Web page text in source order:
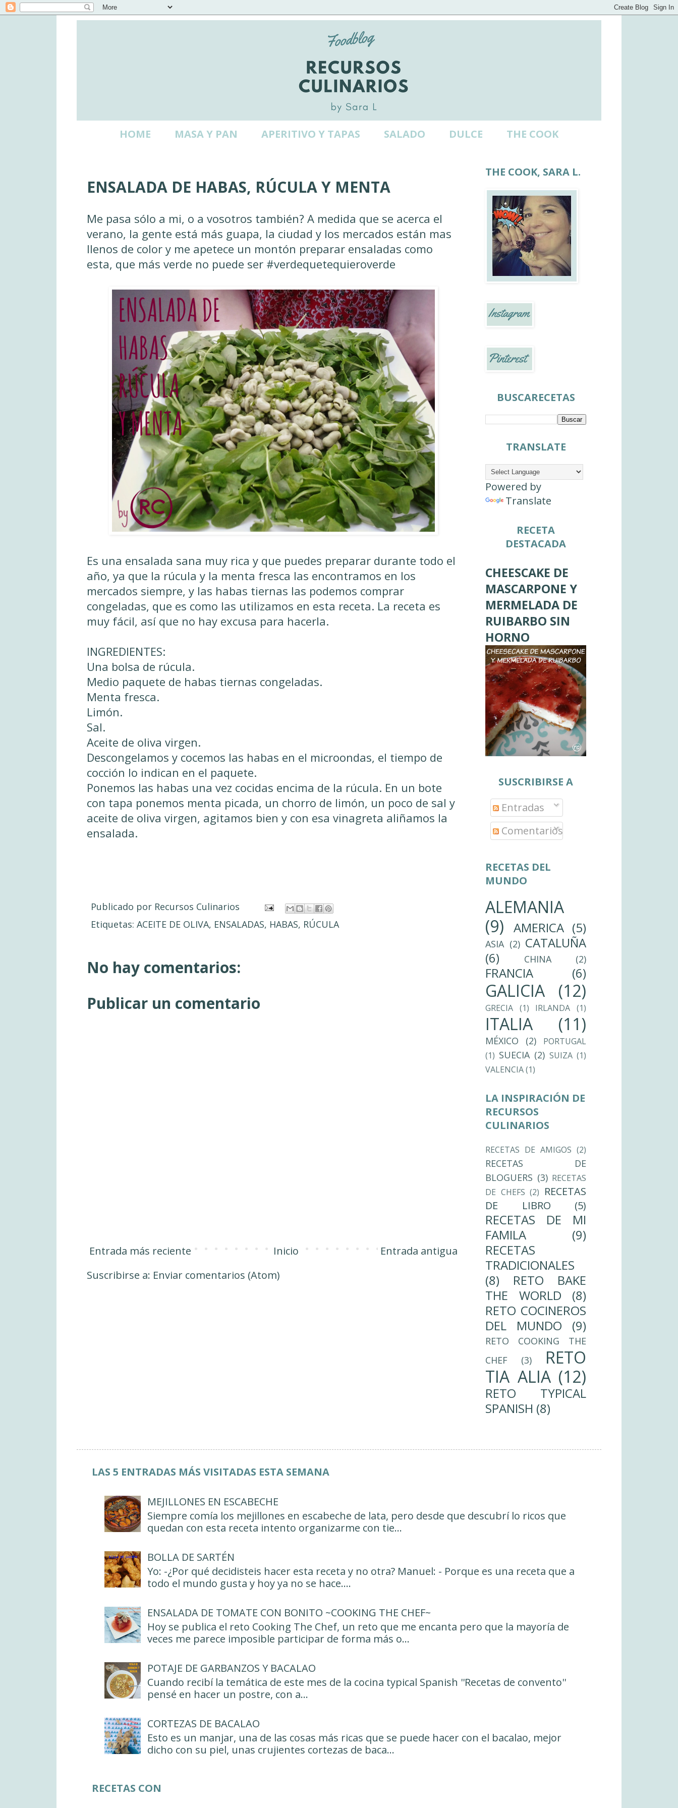
HOME MASA Y PAN APERITIVO Y TAPAS SALADO DULCE THE COOK
ENSALADA DE HABAS, RÚCULA Y MENTA
Me pasa sólo a mi, o a vosotros también? A medida que se acerca el
verano, la gente está más guapa, la ciudad y los mercados están mas
llenos de color y me apetece un montón preparar ensaladas como
esta, que más verde no puede ser #verdequetequieroverde
Es una ensalada sana muy rica y que puedes preparar durante todo el
año, ya que la rúcula y la menta fresca las encontramos en los
mercados siempre, y las habas tiernas las podemos comprar
congeladas, que es como las utilizamos en esta receta. La receta es
muy fácil, así que no hay excusa para hacerla.
INGREDIENTES:
Una bolsa de rúcula.
Medio paquete de habas tiernas congeladas.
Menta fresca.
Limón.
Sal.
Aceite de oliva virgen.
Descongelamos y cocemos las habas en el microondas, el tiempo de
cocción lo indican en el paquete.
Ponemos las habas una vez cocidas encima de la rúcula. En un bote
con tapa ponemos menta picada, un chorro de limón, un poco de sal y
aceite de oliva virgen, agitamos bien y con esa vinagreta aliñamos la
ensalada.
Publicado por Recursos Culinarios
Etiquetas: ACEITE DE OLIVA, ENSALADAS, HABAS, RÚCULA
No hay comentarios:
Publicar un comentario
Entrada más reciente Entrada antigua
Inicio
Suscribirse a: Enviar comentarios (Atom)
THE COOK, SARA L.
BUSCARECETAS
TRANSLATE
Powered by
Translate
RECETA
DESTACADA
CHEESCAKE DE
MASCARPONE Y
MERMELADA DE
RUIBARBO SIN
HORNO
SUSCRIBIRSE A
Entradas
Comentarios
RECETAS DEL
MUNDO
ALEMANIA
(9)
AMERICA (5)
ASIA (2) CATALUÑA
(6)
CHINA (2)
FRANCIA (6)
GALICIA (12)
GRECIA (1) IRLANDA (1)
ITALIA (11)
MÉXICO (2)
PORTUGAL
(1) SUECIA (2) SUIZA (1)
VALENCIA(1)
LA INSPIRACIÓN DE
RECURSOS
CULINARIOS
RECETAS DE AMIGOS (2)
RECETAS DE
BLOGUERS (3) RECETAS
DE CHEFS (2) RECETAS
DE LIBRO
(5)
RECETAS DE MI
FAMILA
(9)
RECETAS
TRADICIONALES
(8)
RETO BAKE
THE WORLD
(8)
RETO COCINEROS
DEL MUNDO
(9)
RETO COOKING THE
CHEF
(3)
RETO
TIA ALIA (12)
RETO TYPICAL
SPANISH (8)
LAS 5 ENTRADAS MÁS VISITADAS ESTA SEMANA
MEJILLONES EN ESCABECHE
Siempre comía los mejillones en escabeche de lata, pero desde que descubrí lo ricos que
quedan con esta receta intento organizarme con tie...
BOLLA DE SARTÉN
Yo: -¿Por qué decidisteis hacer esta receta y no otra? Manuel: - Porque es una receta que a
todo el mundo gusta y hoy ya no se hace....
ENSALADA DE TOMATE CON BONITO ~COOKING THE CHEF~
Hoy se publica el reto Cooking The Chef, un reto que me encanta pero que la mayoría de
veces me parece imposible participar de forma más o...
POTAJE DE GARBANZOS Y BACALAO
Cuando recibí la temática de este mes de la cocina typical Spanish ''Recetas de convento''
pensé en hacer un postre, con a...
CORTEZAS DE BACALAO
Esto es un manjar, una de las cosas más ricas que se puede hacer con el bacalao, mejor
dicho con su piel, unas crujientes cortezas de baca...
RECETAS CON